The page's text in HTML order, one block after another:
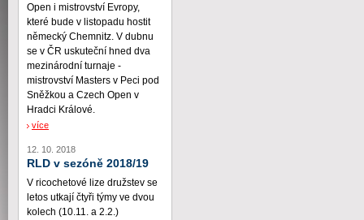
Open i mistrovství Evropy,
které bude v listopadu hostit
německý Chemnitz. V dubnu
se v ČR uskuteční hned dva
mezinárodní turnaje -
mistrovství Masters v Peci pod
Sněžkou a Czech Open v
Hradci Králové.
více
12. 10. 2018
RLD v sezóně 2018/19
V ricochetové lize družstev se
letos utkají čtyři týmy ve dvou
kolech (10.11. a 2.2.)